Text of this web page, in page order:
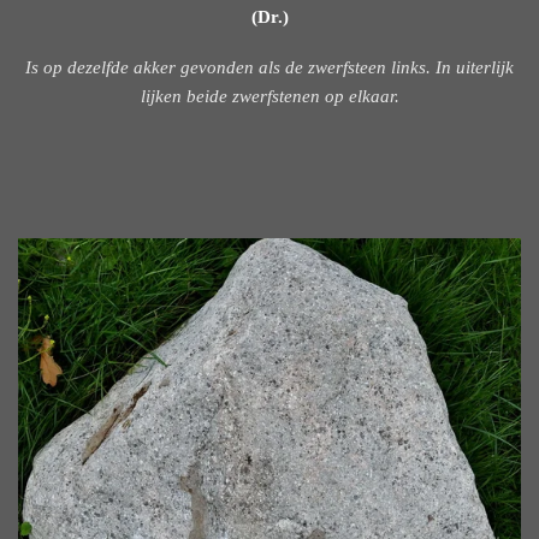
(Dr.)
Is op dezelfde akker gevonden als de zwerfsteen links. In uiterlijk
lijken beide zwerfstenen op elkaar.